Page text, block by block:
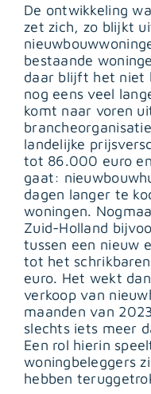
De ontwikkeling
zet zich, zo blijkt
bestaande
daar blijft het niet
nog eens veel
komt naar voren
landelijke
tot 86.000 euro
gaat:
dagen langer te
woningen.
Zuid-Holland
tussen een nieuw
tot het
euro. Het wekt
verkoop van
maanden van
slechts iets meer
Een rol hierin
woningbeleggers
hebben